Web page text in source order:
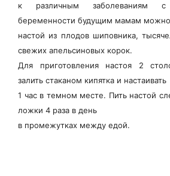
к различным заболеваниям
беременности будущим мамам
настой из плодов шиповника,
свежих апельсиновых корок.
Для приготовления настоя 2
залить стаканом кипятка и настаивать
1 час в темном месте. Пить настой
ложки 4 раза в день
в промежутках между едой.